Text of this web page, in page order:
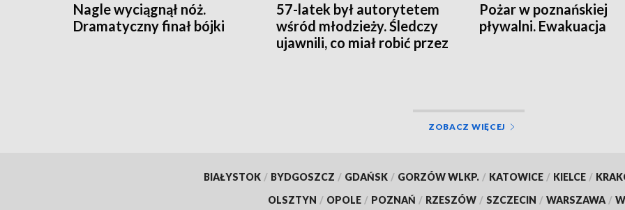
Nagle wyciągnął nóż.
Dramatyczny finał bójki
57-latek był autorytetem
wśród młodzieży. Śledczy
ujawnili, co miał robić przez
Pożar w poznańskiej
pływalni. Ewakuacja
ZOBACZ WIĘCEJ
BIAŁYSTOK / BYDGOSZCZ / GDAŃSK / GORZÓW WLKP. / KATOWICE / KIELCE /
OLSZTYN / OPOLE / POZNAŃ / RZESZÓW / SZCZECIN / WARSZAWA /